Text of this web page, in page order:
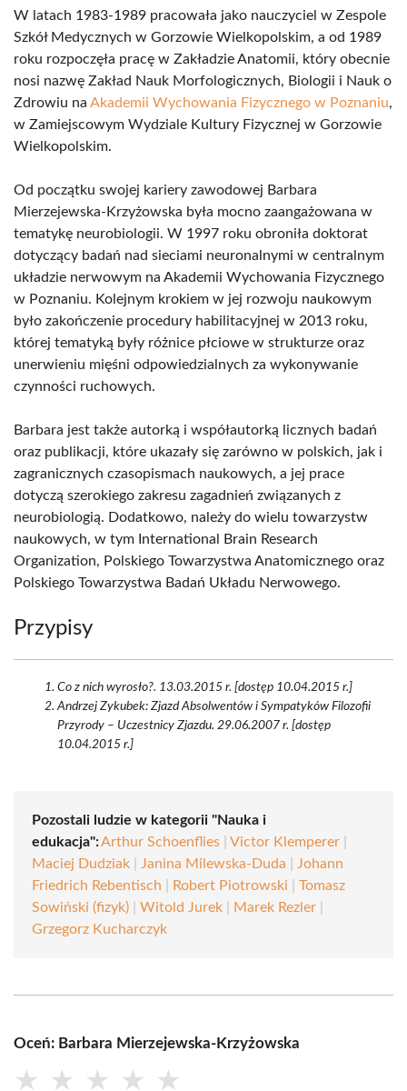
W latach 1983-1989 pracowała jako nauczyciel w Zespole
Szkół Medycznych w Gorzowie Wielkopolskim, a od 1989
roku rozpoczęła pracę w Zakładzie Anatomii, który obecnie
nosi nazwę Zakład Nauk Morfologicznych, Biologii i Nauk o
Zdrowiu na Akademii Wychowania Fizycznego w Poznaniu,
w Zamiejscowym Wydziale Kultury Fizycznej w Gorzowie
Wielkopolskim.
Od początku swojej kariery zawodowej Barbara
Mierzejewska-Krzyżowska była mocno zaangażowana w
tematykę neurobiologii. W 1997 roku obroniła doktorat
dotyczący badań nad sieciami neuronalnymi w centralnym
układzie nerwowym na Akademii Wychowania Fizycznego
w Poznaniu. Kolejnym krokiem w jej rozwoju naukowym
było zakończenie procedury habilitacyjnej w 2013 roku,
której tematyką były różnice płciowe w strukturze oraz
unerwieniu mięśni odpowiedzialnych za wykonywanie
czynności ruchowych.
Barbara jest także autorką i współautorką licznych badań
oraz publikacji, które ukazały się zarówno w polskich, jak i
zagranicznych czasopismach naukowych, a jej prace
dotyczą szerokiego zakresu zagadnień związanych z
neurobiologią. Dodatkowo, należy do wielu towarzystw
naukowych, w tym International Brain Research
Organization, Polskiego Towarzystwa Anatomicznego oraz
Polskiego Towarzystwa Badań Układu Nerwowego.
Przypisy
Co z nich wyrosło?. 13.03.2015 r. [dostęp 10.04.2015 r.]
Andrzej Zykubek: Zjazd Absolwentów i Sympatyków Filozofii
Przyrody – Uczestnicy Zjazdu. 29.06.2007 r. [dostęp
10.04.2015 r.]
Pozostali ludzie w kategorii "Nauka i
edukacja":Arthur Schoenflies Victor Klemperer
Maciej Dudziak
Janina Milewska-Duda
Johann
Friedrich Rebentisch
Robert Piotrowski
Tomasz
Sowiński (fizyk)
Witold Jurek Marek Rezler
Grzegorz Kucharczyk
Oceń: Barbara Mierzejewska-Krzyżowska
★ ★ ★ ★ ★